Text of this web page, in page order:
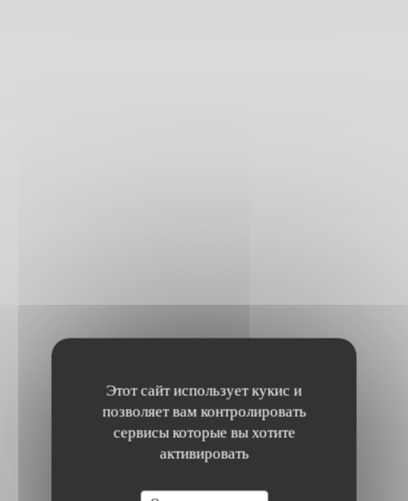
Этот сайт использует кукис и
позволяет вам контролировать
сервисы которые вы хотите
активировать